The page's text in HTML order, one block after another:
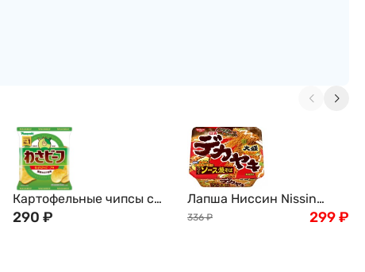
Картофельные чипсы с
острым васаби и
290 ₽
Лапша Ниссин Nissin
Якисоба с курицей,
336 ₽ 299₽